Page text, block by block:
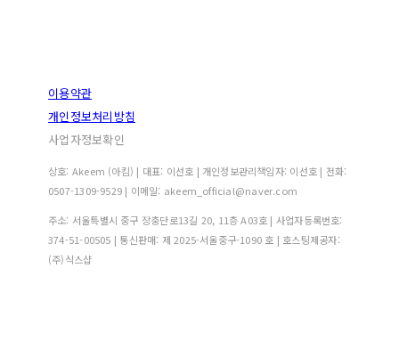
이용약관
개인정보처리방침
사업자정보확인
상호: Akeem (아킴) | 대표: 이선호 | 개인정보관리책임자: 이선호 | 전화:
0507-1309-9529 | 이메일: akeem_official@naver.com
주소: 서울특별시 중구 장충단로13길 20, 11층 A03호 | 사업자등록번호:
374-51-00505 | 통신판매: 제 2025-서울중구-1090 호 | 호스팅제공자:
(주)식스샵